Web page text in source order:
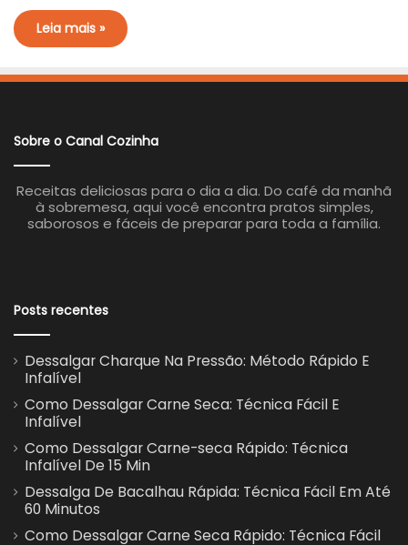
Leia mais »
Sobre o Canal Cozinha
Receitas deliciosas para o dia a dia. Do café da manhã
à sobremesa, aqui você encontra pratos simples,
saborosos e fáceis de preparar para toda a família.
Posts recentes
Dessalgar Charque Na Pressão: Método Rápido E
Infalível
Como Dessalgar Carne Seca: Técnica Fácil E
Infalível
Como Dessalgar Carne-seca Rápido: Técnica
Infalível De 15 Min
Dessalga De Bacalhau Rápida: Técnica Fácil Em Até
60 Minutos
Como Dessalgar Carne Seca Rápido: Técnica Fácil